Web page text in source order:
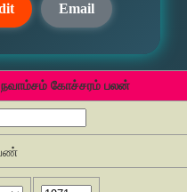
Email
நவாம்சம் கோச்சரம் பலன்